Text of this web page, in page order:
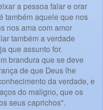
a pessoa falar e orar
também aquele que nos
nos ama com amor
também a verdade
que assunto for.
brandura que se deve
de que Deus lhe
da verdade, e
do maligno, que os
seus caprichos".